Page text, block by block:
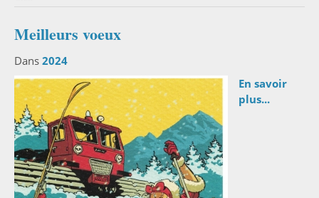
Meilleurs voeux
Dans 2024
En savoir
plus...